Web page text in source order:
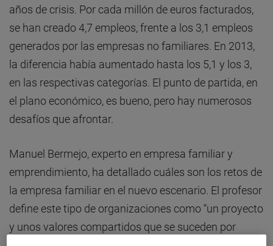
años de crisis. Por cada millón de euros facturados,
se han creado 4,7 empleos, frente a los 3,1 empleos
generados por las empresas no familiares. En 2013,
la diferencia había aumentado hasta los 5,1 y los 3,
en las respectivas categorías. El punto de partida, en
el plano económico, es bueno, pero hay numerosos
desafíos que afrontar.
Manuel Bermejo, experto en empresa familiar y
emprendimiento, ha detallado cuáles son los retos de
la empresa familiar en el nuevo escenario. El profesor
define este tipo de organizaciones como “un proyecto
y unos valores compartidos que se suceden por